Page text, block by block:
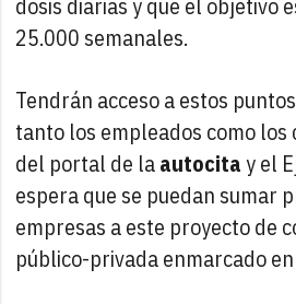
25.000 semanales.
Tendrán acceso a estos
tanto los empleados como los
del portal de laautocitay el
espera que se puedan sumar
empresas a este proyecto de
público-privada enmarcado